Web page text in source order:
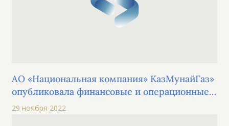
АО «Национальная компания» КазМунайГаз»
опубликовала финансовые и операционные
результаты за 9 месяцев 2022 года
29 ноября 2022